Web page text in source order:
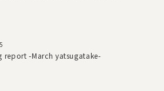
report -March yatsugatake-